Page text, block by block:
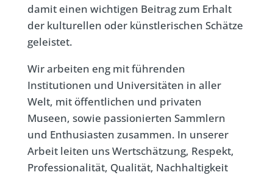
damit einen wichtigen Beitrag zum Erhalt
der kulturellen oder künstlerischen Schätze
geleistet.
Wir arbeiten eng mit führenden
Institutionen und Universitäten in aller
Welt, mit öffentlichen und privaten
Museen, sowie passionierten Sammlern
und Enthusiasten zusammen. In unserer
Arbeit leiten uns Wertschätzung, Respekt,
Professionalität, Qualität, Nachhaltigkeit